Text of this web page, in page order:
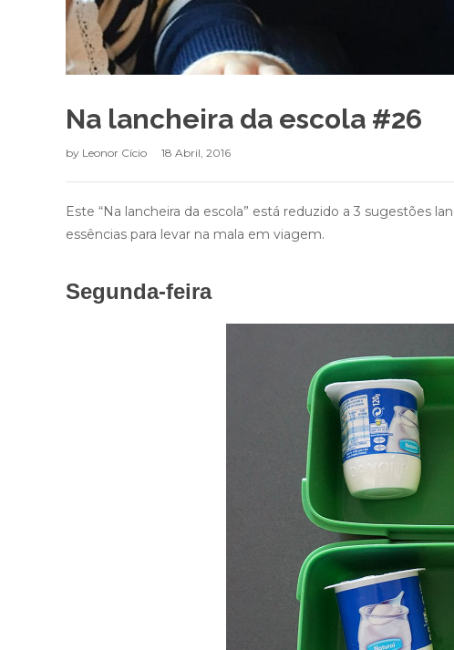
Na lancheira da escola #26
by Leonor Cício 18 Abril, 2016
Este “Na lancheira da escola” está reduzido a 3 sugestões
essências para levar na mala em viagem.
Segunda-feira